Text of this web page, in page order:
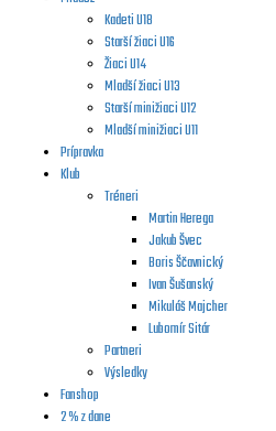
Kadeti U18
Starší žiaci U16
Žiaci U14
Mladší žiaci U13
Starší minižiaci U12
Mladší minižiaci U11
Prípravka
Klub
Tréneri
Martin Herega
Jakub Švec
Boris Ščavnický
Ivan Šušanský
Mikuláš Majcher
Lubomír Sitár
Partneri
Výsledky
Fanshop
2 % z dane